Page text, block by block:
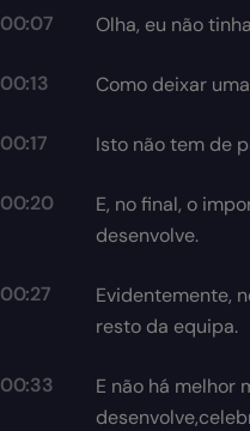
00:07 Olha, eu não
00:13 Como deixar
00:17 Isto não tem de
00:20
E, no final, o
desenvolve.
00:27
Evidentemente,
resto da equipa.
00:33
E não há melhor